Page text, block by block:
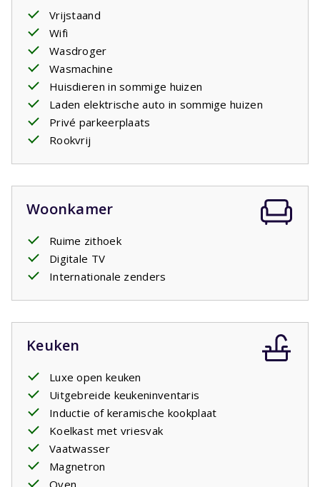
en/of douche en wastafel. Er is een apart toilet. Op
overdekte terras
vinden zijn. U kunt daar tot in de late uurtjes genieten van
de Franse sterrenhemel. Diverse villa's hebben een
oplaadpunt om
elektrische auto's
dat het geval is kunt u dit als optioneel artikel bijboeken.
Het betreft een standaard stopcontact net als alle
andere stopcontacten in het huis. U dient evt. zelf een
verloopstekker mee te nemen.
Vrijstaand
Wifi
Wasdroger
Wasmachine
Huisdieren in sommige huizen
Laden elektrische auto in sommige huizen
Privé parkeerplaats
Rookvrij
Woonkamer
Ruime zithoek
Digitale TV
Internationale zenders
Keuken
Luxe open keuken
Uitgebreide keukeninventaris
Inductie of keramische kookplaat
Koelkast met vriesvak
Vaatwasser
Magnetron